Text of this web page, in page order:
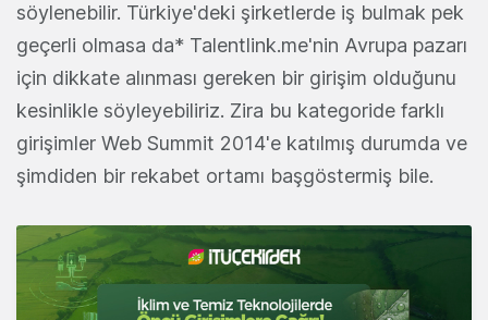
söylenebilir. Türkiye'deki şirketlerde iş bulmak pek
geçerli olmasa da* Talentlink.me'nin Avrupa pazarı
için dikkate alınması gereken bir girişim olduğunu
kesinlikle söyleyebiliriz. Zira bu kategoride farklı
girişimler Web Summit 2014'e katılmış durumda ve
şimdiden bir rekabet ortamı başgöstermiş bile.